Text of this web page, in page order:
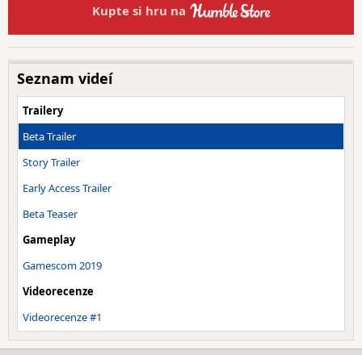
Kupte si hru na
Seznam videí
Trailery
Beta Trailer
Story Trailer
Early Access Trailer
Beta Teaser
Gameplay
Gamescom 2019
Videorecenze
Videorecenze #1